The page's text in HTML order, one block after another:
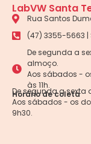
LabVW Santa
Rua Santos
(47) 3355-5663 |
De segunda a
almoço.
Aos sábados -
às 11h.
Horário de coleta
De segunda a sexta
Aos sábados - os
9h30.